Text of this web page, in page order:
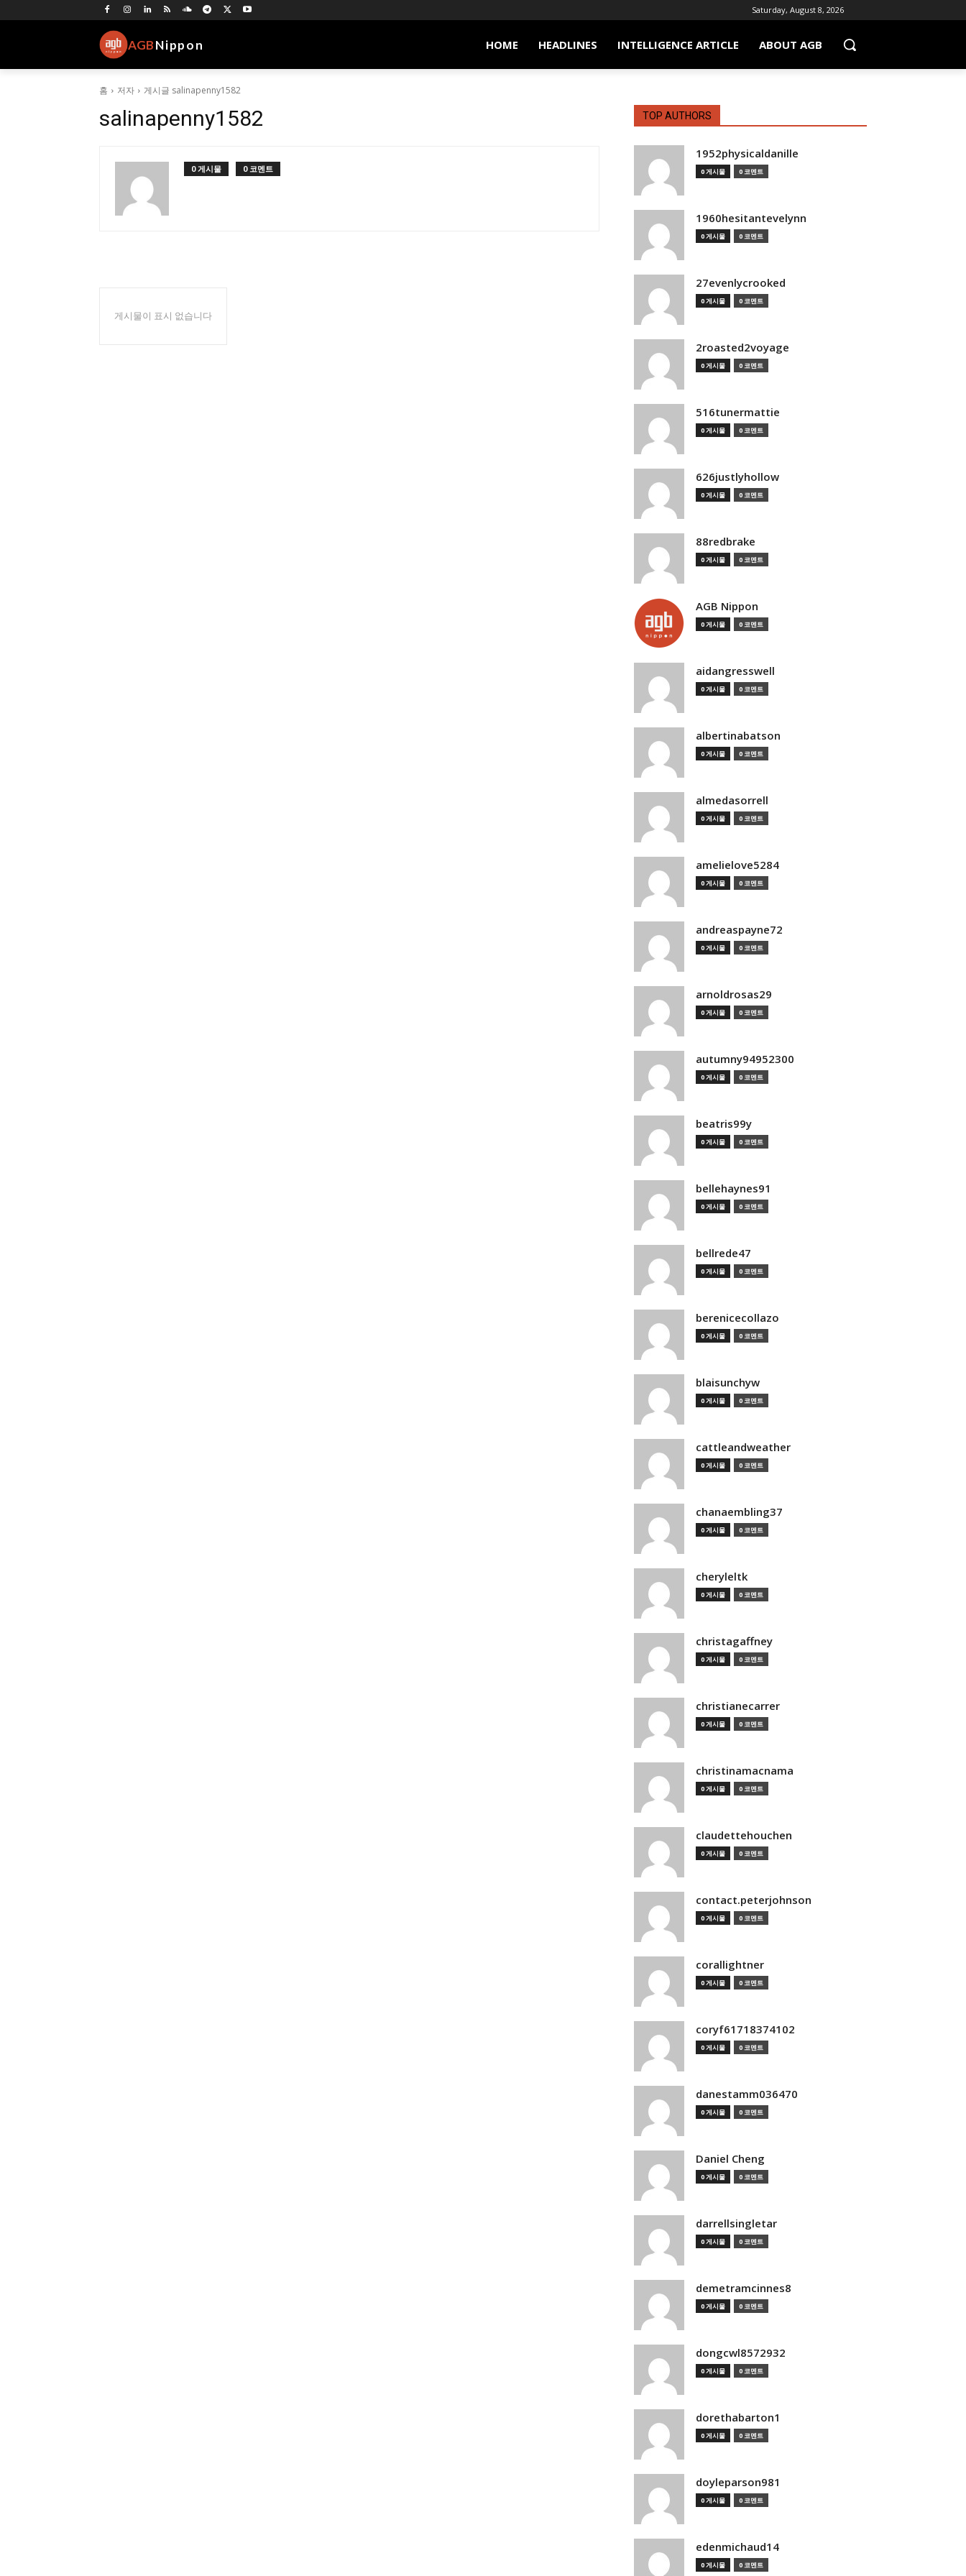
Saturday, August 8, 2026
AGBNippon HOME HEADLINES INTELLIGENCE ARTICLE ABOUT AGB
홈 저자 게시글 salinapenny1582
salinapenny1582
0 게시물 0 코멘트
게시물이 표시 없습니다
TOP AUTHORS
1952physicaldanille
0 게시물 0 코멘트
1960hesitantevelynn
0 게시물 0 코멘트
27evenlycrooked
0 게시물 0 코멘트
2roasted2voyage
0 게시물 0 코멘트
516tunermattie
0 게시물 0 코멘트
626justlyhollow
0 게시물 0 코멘트
88redbrake
0 게시물 0 코멘트
AGB Nippon
0 게시물 0 코멘트
aidangresswell
0 게시물 0 코멘트
albertinabatson
0 게시물 0 코멘트
almedasorrell
0 게시물 0 코멘트
amelielove5284
0 게시물 0 코멘트
andreaspayne72
0 게시물 0 코멘트
arnoldrosas29
0 게시물 0 코멘트
autumny94952300
0 게시물 0 코멘트
beatris99y
0 게시물 0 코멘트
bellehaynes91
0 게시물 0 코멘트
bellrede47
0 게시물 0 코멘트
berenicecollazo
0 게시물 0 코멘트
blaisunchyw
0 게시물 0 코멘트
cattleandweather
0 게시물 0 코멘트
chanaembling37
0 게시물 0 코멘트
cheryleltk
0 게시물 0 코멘트
christagaffney
0 게시물 0 코멘트
christianecarrer
0 게시물 0 코멘트
christinamacnama
0 게시물 0 코멘트
claudettehouchen
0 게시물 0 코멘트
contact.peterjohnson
0 게시물 0 코멘트
corallightner
0 게시물 0 코멘트
coryf61718374102
0 게시물 0 코멘트
danestamm036470
0 게시물 0 코멘트
Daniel Cheng
0 게시물 0 코멘트
darrellsingletar
0 게시물 0 코멘트
demetramcinnes8
0 게시물 0 코멘트
dongcwl8572932
0 게시물 0 코멘트
dorethabarton1
0 게시물 0 코멘트
doyleparson981
0 게시물 0 코멘트
edenmichaud14
0 게시물 0 코멘트